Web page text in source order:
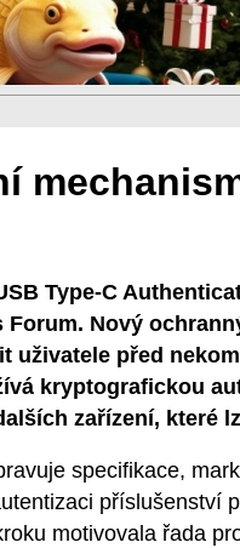
Type-C
Forum. Nový
uživatele před
kryptografickou
zařízení, které
specifikace,
příslušenství
motivovala řada